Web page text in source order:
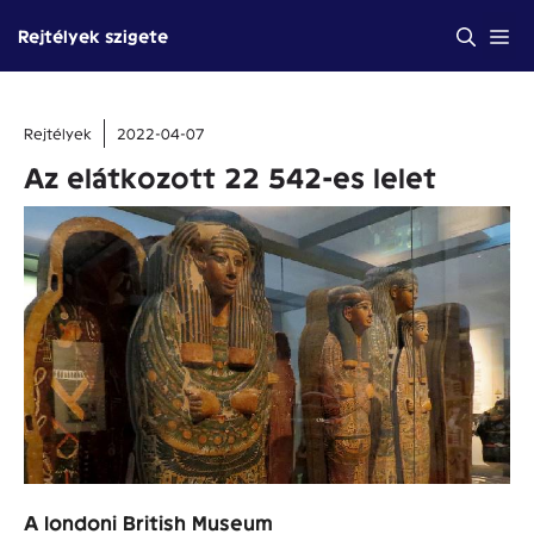
tartalomba
Rejtélyek szigete
Rejtélyek 2022-04-07
Az elátkozott 22 542-es lelet
A londoni British Museum